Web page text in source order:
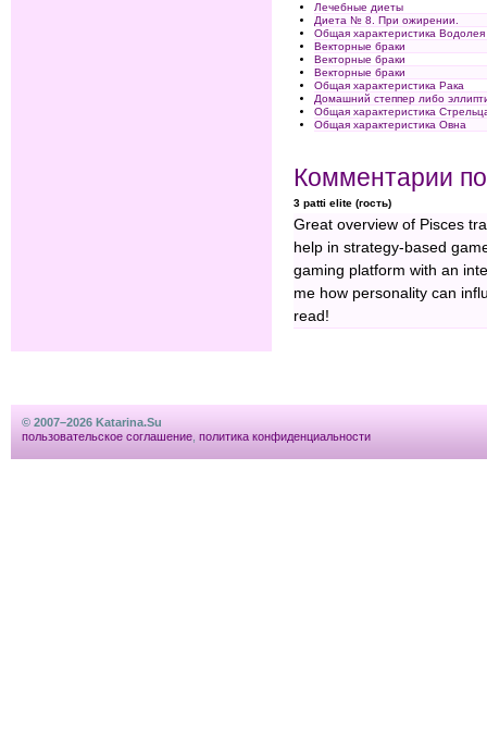
Лечебные диеты
Диета № 8. При ожирении.
Общая характеристика Водолея
Векторные браки
Векторные браки
Векторные браки
Общая характеристика Рака
Домашний степпер либо
Общая характеристика
Общая характеристика Овна
Комментарии
3 patti elite (гость)
Great overview of Pisces
help in strategy-based
gaming platform with an
me how personality can
read!
© 2007–2026 Katarina.Su
пользовательское соглашение политика конфиденциальности